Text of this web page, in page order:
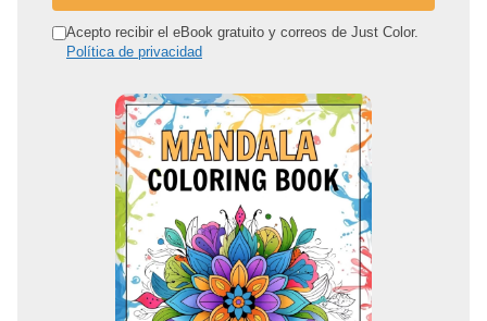
r Acepto recibir el eBook gratuito y correos de Just Color.
Política de privacidad